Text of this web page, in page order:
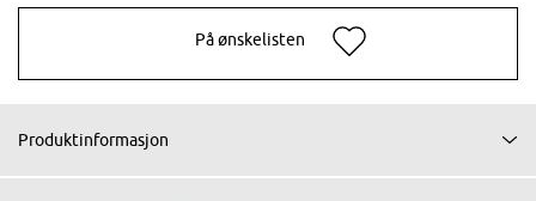
På ønskelisten
Produktinformasjon